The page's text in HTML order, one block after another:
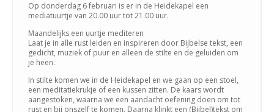
Op donderdag 6 februari is er in de Heidekapel een
mediatuurtje van 20.00 uur tot 21.00 uur.
Maandelijks een uurtje mediteren
Laat je in alle rust leiden en inspireren door Bijbelse tekst, een
gedicht, muziek of puur en alleen de stilte en de geluiden om
je heen.
In stilte komen we in de Heidekapel en we gaan op een stoel,
een meditatiekrukje of een kussen zitten. De kaars wordt
aangestoken, waarna we een aandacht oefening doen om tot
rust en bij onszelf te komen. Daarna klinkt een (Bijbel)tekst om